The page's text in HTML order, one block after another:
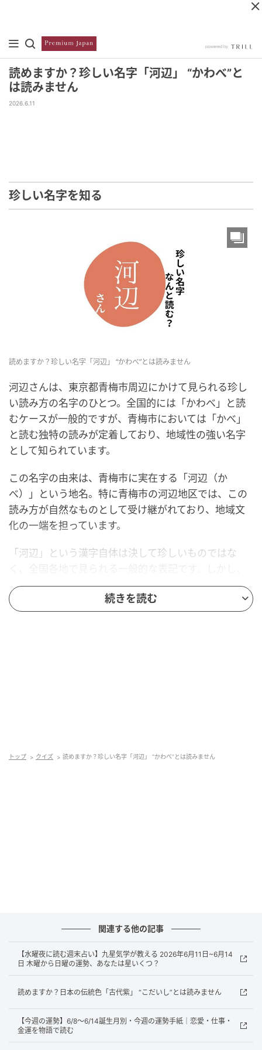
読めますか？珍しい名字「河辺」 “かわべ”と
は読みません
2026.6.11
珍しい名字を知る
読めますか？珍しい名字「河辺」 “かわべ”とは読みません
河辺さんは、東京都青梅市周辺にかけて見られる珍し
い読み方の名字のひとつ。全国的には「かわべ」と読
むケースが一般的ですが、青梅市においては「かべ」
と読む独特の読みが定着しており、地域性の強い名字
として知られています。
この名字の由来は、青梅市に実在する「河辺（か
べ）」という地名。特に青梅市の河辺地区では、この
読み方が自然なものとして受け継がれており、地域文
化の一端を担っています。
「河辺」という漢字自体は決して珍しいものではな
そのほとんどが「かわべ」と読まれる中で、「かべ」
と読む例は限られています。この“同じ漢字で異なる読
み”という点が、難読名字としての特徴を際立たせてい
河辺 = かべ
日本の名字は、読み方の違いまで含めれば30万ほど存
在すると言われています。中でも珍しい名字、その読
み方や由来、現在でも多く存在するエリアも合わせて
ご紹介していきます。
続きを読む
トップ クイズ 読めますか？珍しい名字「河辺」 “かわべ”とは読みません
関連する他の記事
【水曜夜に読む週末占い】九星気学が教える 2026年6月11日~6月14
日 木曜から日曜の運勢、あなたは星いくつ？
読めますか？日本の伝統色「古代紫」 “こだいし”とは読みません
【今週の運勢】6/8〜6/14誕生月別・今週の運勢手紙｜恋愛・仕事・
金運を物語で読む